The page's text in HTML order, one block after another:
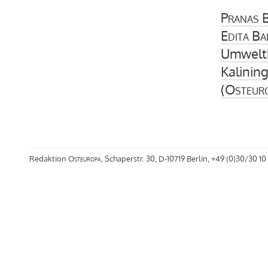
Pranas
Edita
(
Redaktion Osteuropa , Schaperstr. 30, D-10719 Berlin, +49 (0)30/30